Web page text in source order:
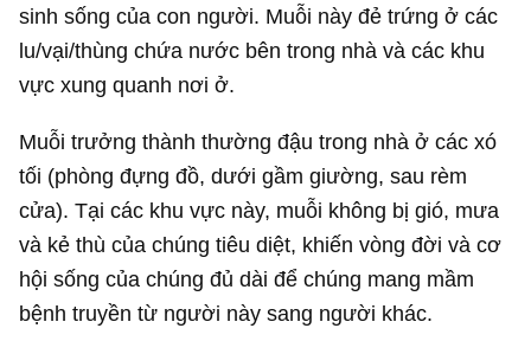
sinh sống của con người. Muỗi này đẻ trứng ở các
lu/vại/thùng chứa nước bên trong nhà và các khu
vực xung quanh nơi ở.
Muỗi trưởng thành thường đậu trong nhà ở các xó
tối (phòng đựng đồ, dưới gầm giường, sau rèm
cửa). Tại các khu vực này, muỗi không bị gió, mưa
và kẻ thù của chúng tiêu diệt, khiến vòng đời và cơ
hội sống của chúng đủ dài để chúng mang mầm
bệnh truyền từ người này sang người khác.